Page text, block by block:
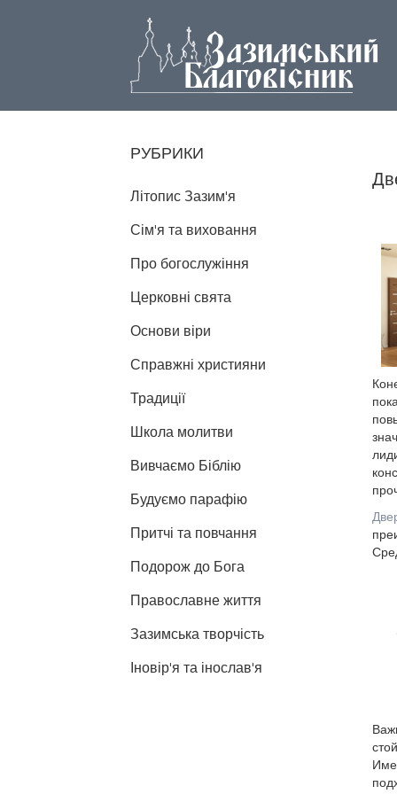
РУБРИКИ
Літопис Зазим'я
Сім'я та виховання
Про богослужіння
Церковні свята
Основи віри
Справжні християни
Традиції
Школа молитви
Вивчаємо Біблію
Будуємо парафію
Притчі та повчання
Подорож до Бога
Православне життя
Зазимська творчість
Іновір'я та інослав'я